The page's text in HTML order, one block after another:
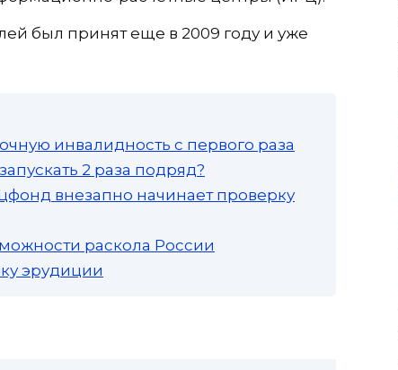
был принят еще в 2009 году и уже
инвалидность с первого раза
2 раза подряд?
внезапно начинает проверку
раскола России
эрудиции